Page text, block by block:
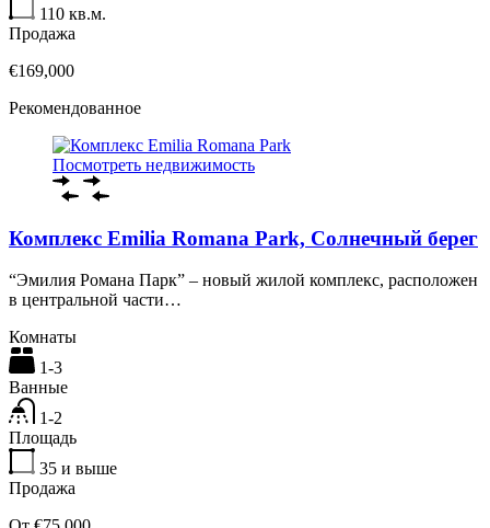
110 кв.м.
Продажа
€169,000
Рекомендованное
Посмотреть недвижимость
Комплекс Emilia Romana Park, Солнечный берег
“Эмилия Романа Парк” – новый жилой комплекс, расположен
в центральной части…
Комнаты
1-3
Ванные
1-2
Площадь
35 и выше
Продажа